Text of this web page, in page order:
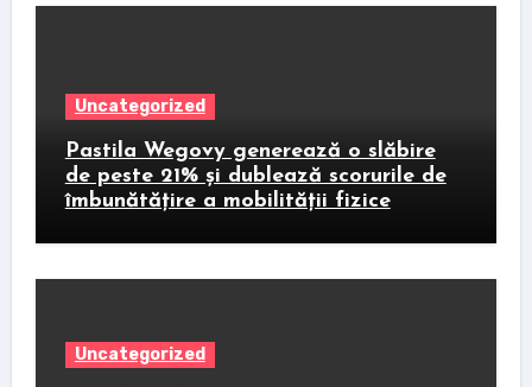
Uncategorized
Pastila Wegovy generează o slăbire
de peste 21% și dublează scorurile de
îmbunătățire a mobilității fizice
Uncategorized